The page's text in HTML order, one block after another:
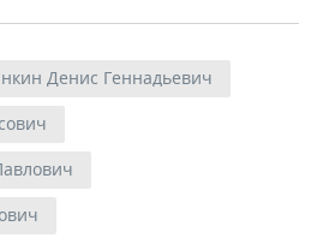
Денис Геннадьевич